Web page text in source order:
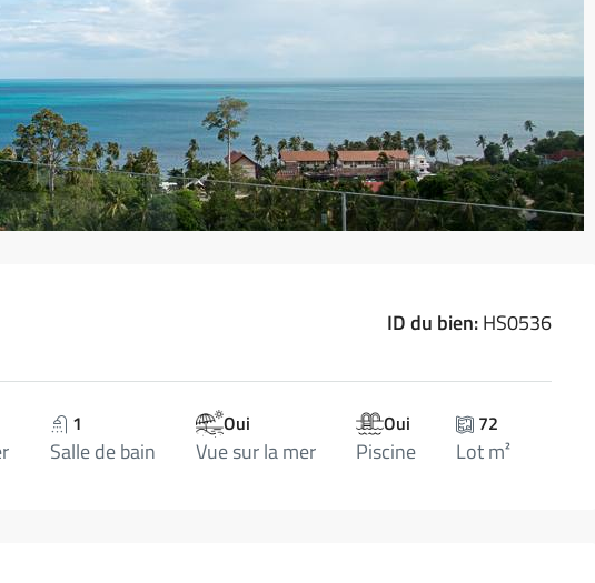
ID du bien:HS0536
1
Salle de bain
Oui
Vue sur la mer
Oui
Piscine
72
Lot m²